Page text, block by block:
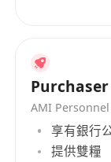
AMI
享有銀行
提供雙糧